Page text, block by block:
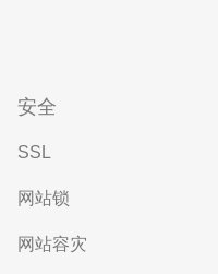
安全
SSL
网站锁
网站容灾